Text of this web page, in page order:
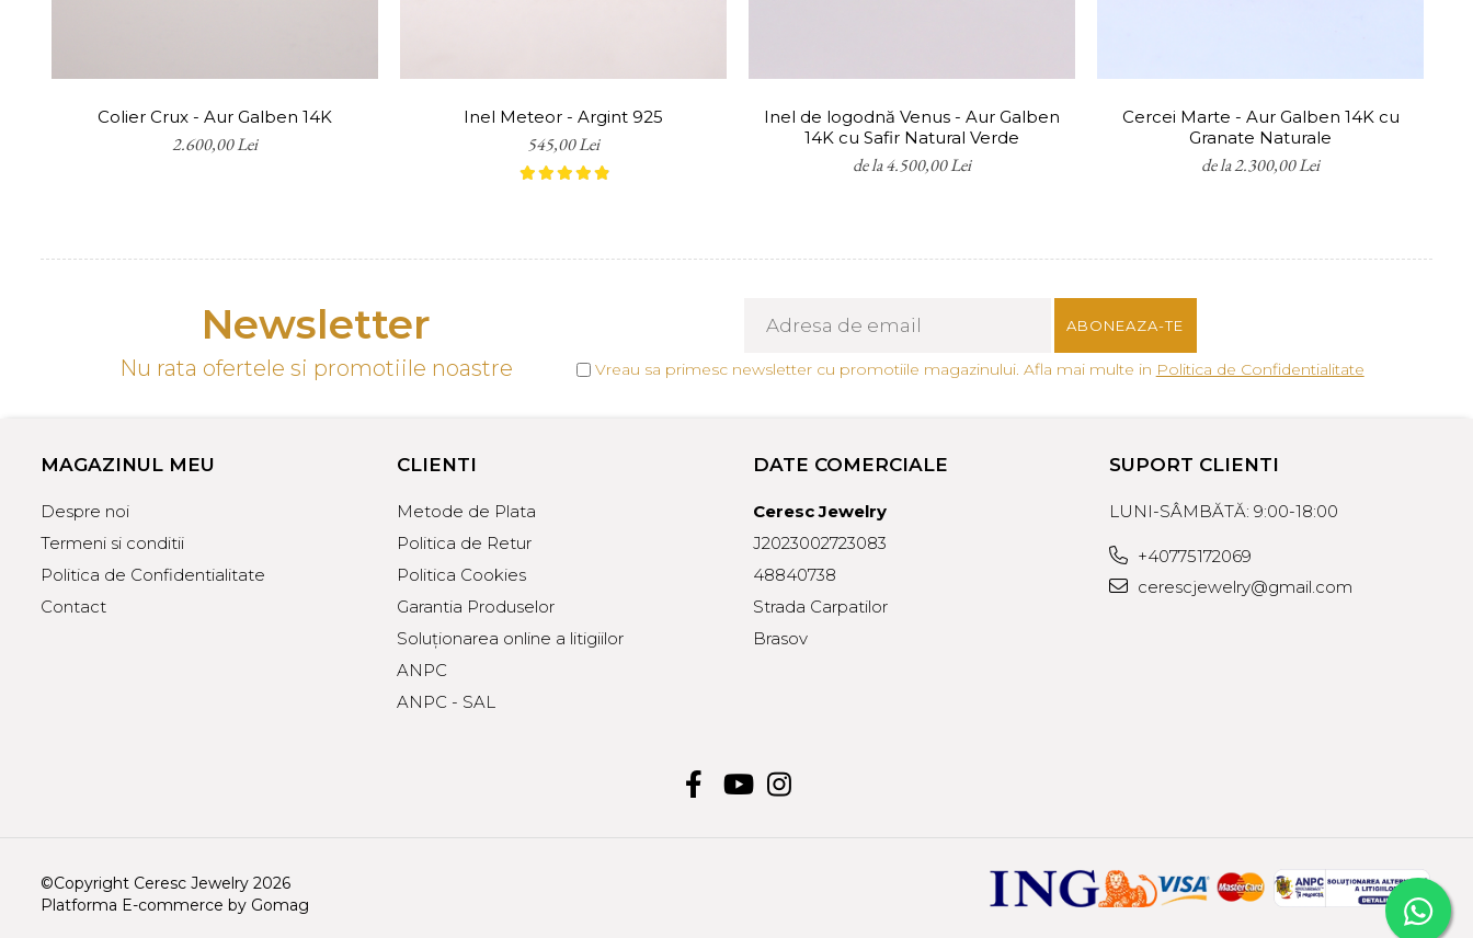
Colier Crux - Aur Galben 14K
2.600,00 Lei
Inel Meteor - Argint 925
545,00 Lei
Inel de logodnă Venus - Aur Galben
14K cu Safir Natural Verde
de la 4.500,00 Lei
Cercei Marte - Aur Galben 14K cu
Granate Naturale
de la 2.300,00 Lei
Newsletter
Nu rata ofertele si promotiile noastre Vreau sa primesc newsletter cu promotiile magazinului. Afla mai multe in Politica de Confidentialitate
MAGAZINUL MEU
Despre noi
Termeni si conditii
Politica de Confidentialitate
Contact
CLIENTI
Metode de Plata
Politica de Retur
Politica Cookies
Garantia Produselor
Soluționarea online a litigiilor
ANPC
ANPC - SAL
DATE COMERCIALE
Ceresc Jewelry
J2023002723083
48840738
Strada Carpatilor
Brasov
SUPORT CLIENTI
LUNI-SÂMBĂTĂ: 9:00-18:00
+40775172069
cerescjewelry@gmail.com
©Copyright Ceresc Jewelry 2026
Platforma E-commerce by Gomag